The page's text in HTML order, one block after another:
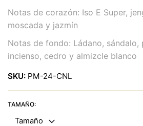
Notas de corazón: Iso E Super,
moscada y jazmín
Notas de fondo: Ládano, sándalo,
incienso, cedro y almizcle blanco
SKU: PM-24-CNL
TAMAÑO:
Tamaño